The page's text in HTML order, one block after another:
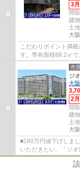
3
間
建
土
大
こだわりポイント満
す。専有面積88.2㎡
確かな不動産情報を
売
ジ
大
2
間
建
土
大
■180万円値下げしま
いただきたい、「ジ
らしに便利なラ・ム